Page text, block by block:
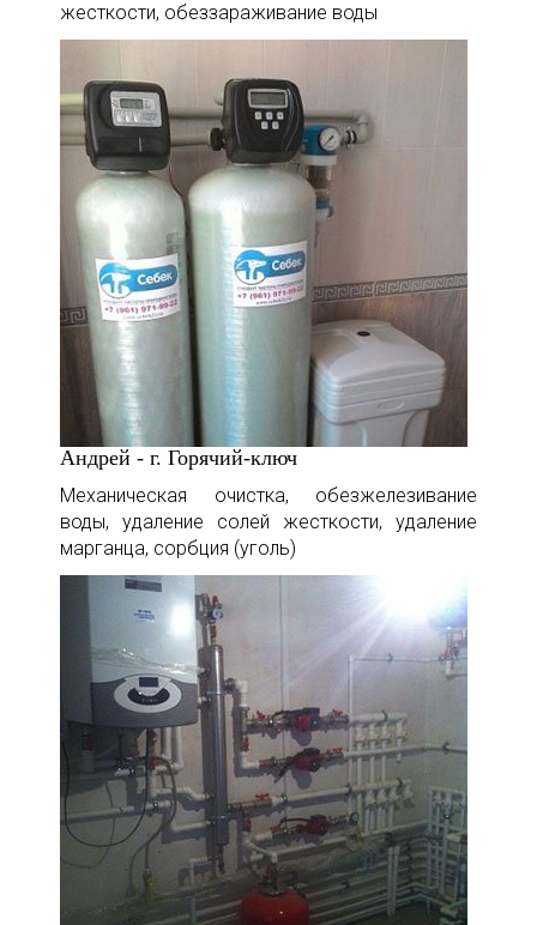
жесткости, обеззараживание воды
Андрей - г. Горячий-ключ
Механическая очистка, обезжелезивание
воды, удаление солей жесткости, удаление
марганца, сорбция (уголь)